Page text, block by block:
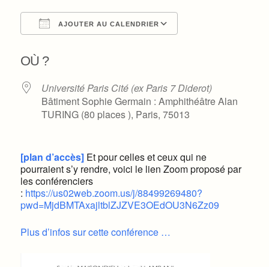
AJOUTER AU CALENDRIER
OÙ ?
Université Paris Cité (ex Paris 7 Diderot)
Bâtiment Sophie Germain : Amphithéâtre Alan
TURING (80 places ), Paris, 75013
[plan d’accès] Et pour celles et ceux qui ne
pourraient s’y rendre, voici le lien Zoom proposé par
les conférenciers
: https://us02web.zoom.us/j/88499269480?
pwd=MjdBMTAxajltblZJZVE3OEdOU3N6Zz09
Plus d’infos sur cette conférence …